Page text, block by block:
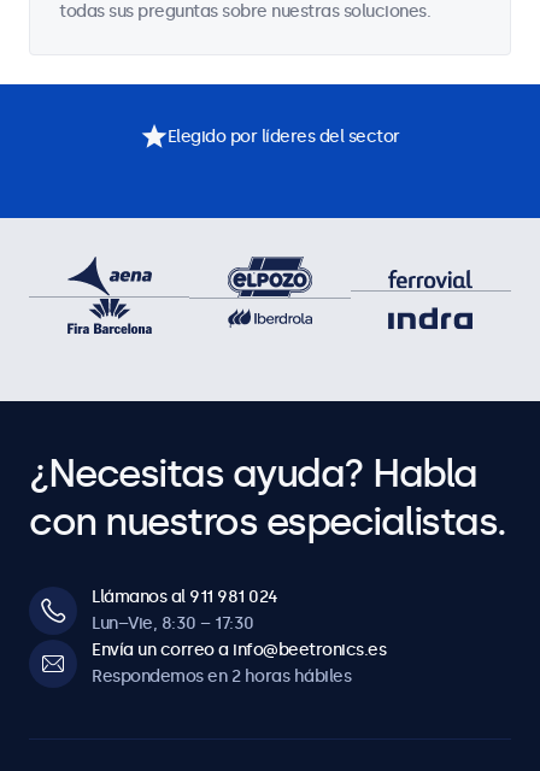
todas sus preguntas sobre nuestras soluciones.
Elegido por líderes del sector
¿Necesitas ayuda? Habla
con nuestros especialistas.
Llámanos al 911 981 024
Lun–Vie, 8:30 – 17:30
Envía un correo a info@beetronics.es
Respondemos en 2 horas hábiles